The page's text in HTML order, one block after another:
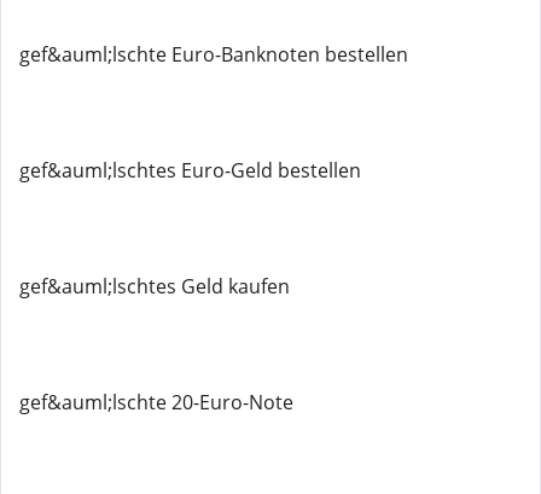
gef&auml;lschte Euro-Banknoten bestellen
gef&auml;lschtes Euro-Geld bestellen
gef&auml;lschtes Geld kaufen
gef&auml;lschte 20-Euro-Note